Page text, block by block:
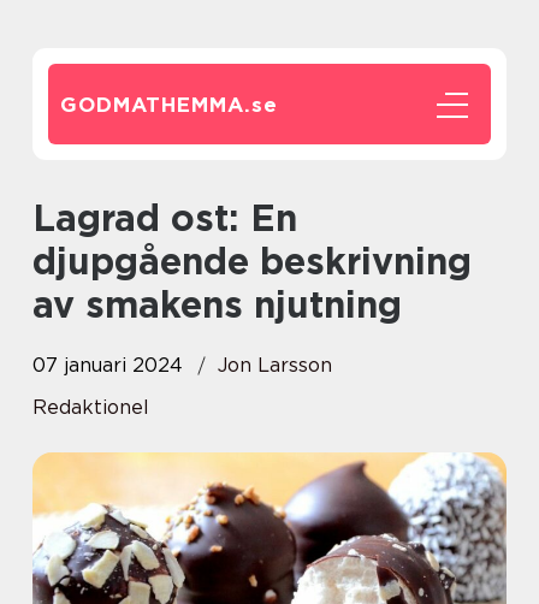
GODMATHEMMA.se
Lagrad ost: En
djupgående beskrivning
av smakens njutning
07 januari 2024
Jon Larsson
Redaktionel